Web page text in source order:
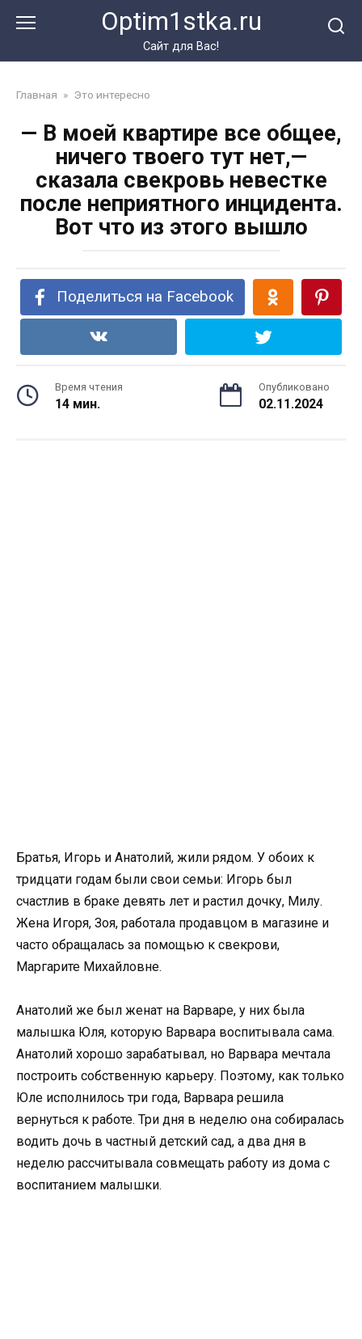
Optim1stka.ru
Сайт для Вас!
Главная » Это интересно
— В моей квартире все общее,
ничего твоего тут нет,—
сказала свекровь невестке
после неприятного инцидента.
Вот что из этого вышло
Поделиться на Facebook
Время чтения
14 мин.
Опубликовано
02.11.2024
Братья, Игорь и Анатолий, жили рядом. У обоих к
тридцати годам были свои семьи: Игорь был
счастлив в браке девять лет и растил дочку, Милу.
Жена Игоря, Зоя, работала продавцом в магазине и
часто обращалась за помощью к свекрови,
Маргарите Михайловне.
Анатолий же был женат на Варваре, у них была
малышка Юля, которую Варвара воспитывала сама.
Анатолий хорошо зарабатывал, но Варвара мечтала
построить собственную карьеру. Поэтому, как только
Юле исполнилось три года, Варвара решила
вернуться к работе. Три дня в неделю она собиралась
водить дочь в частный детский сад, а два дня в
неделю рассчитывала совмещать работу из дома с
воспитанием малышки.